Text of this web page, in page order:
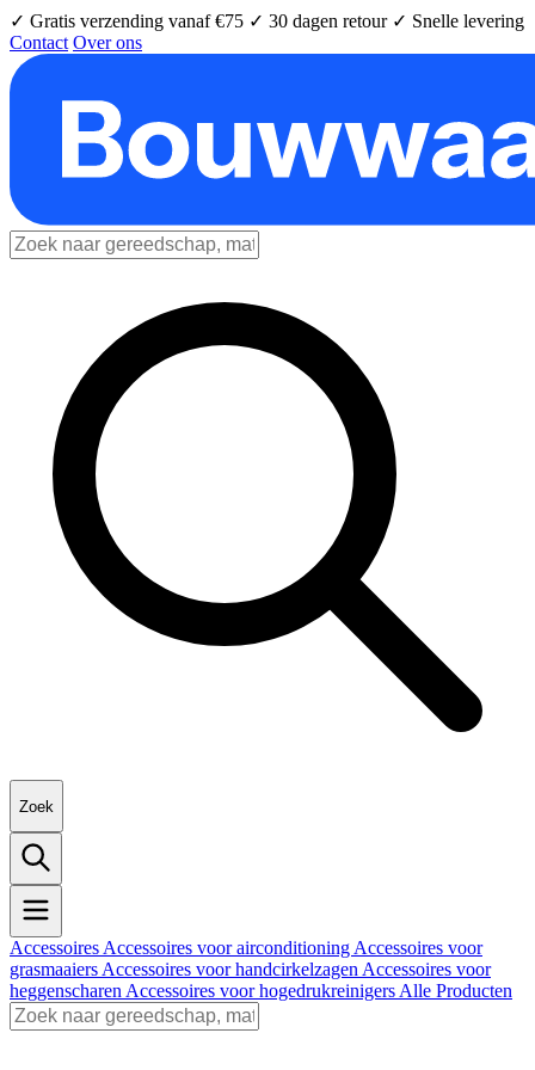
✓ Gratis verzending vanaf €75 ✓ 30 dagen retour ✓ Snelle levering
Contact Over ons
Zoek
Accessoires Accessoires voor airconditioning Accessoires voor
grasmaaiers Accessoires voor handcirkelzagen Accessoires voor
heggenscharen Accessoires voor hogedrukreinigers Alle Producten